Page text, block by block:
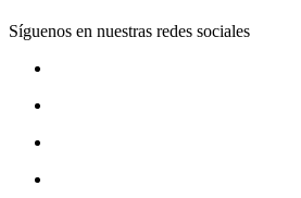
Síguenos en nuestras redes sociales